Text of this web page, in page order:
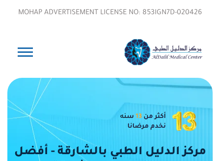
MOHAP ADVERTISEMENT LICENSE NO: 853IGN7D-020426
مركز الدليل الطبي بالشارقة - أفضل